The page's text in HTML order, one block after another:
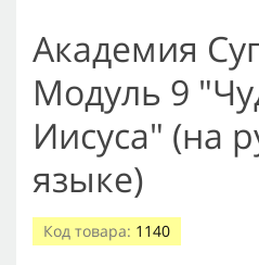
Академия
Модуль 9
Иисуса" (на
языке)
Код товара: 1140